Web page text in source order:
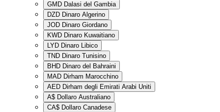
GMD Dalasi del Gambia
DZD Dinaro Algerino
JOD Dinaro Giordano
KWD Dinaro Kuwaitiano
LYD Dinaro Libico
TND Dinaro Tunisino
BHD Dinaro del Bahraini
MAD Dirham Marocchino
AED Dirham degli Emirati Arabi Uniti
A$ Dollaro Australiano
CA$ Dollaro Canadese